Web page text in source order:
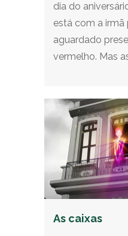
dia do
está com a irmã
aguardado
vermelho. Mas
As caixas